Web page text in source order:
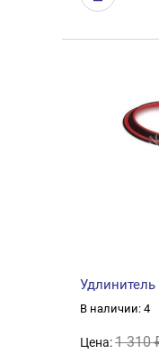
В наличии: 4
Цена:1 310